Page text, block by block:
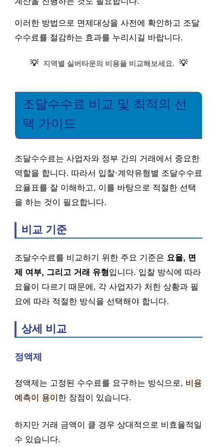
이러한 방법으로 면제대상을 사전에 확인하고 조달
수수료를 절감하는 효과를 누리시길 바랍니다.
💡 지역별 실버타운의 비용을 비교해보세요. 💡
조달수수료 비교 및 최적의 선
택 가이드
조달수수료는 사업자와 정부 간의 거래에서 중요한
역할을 합니다. 따라서 입찰·계약유형별 조달수수료
요율표를 잘 이해하고, 이를 바탕으로 적절한 선택
을 하는 것이 필요합니다.
비교 기준
조달수수료를 비교하기 위한 주요 기준은 요율, 면
제 여부, 그리고 거래 유형입니다. 입찰 방식에 따라
요율이 다르기 때문에, 각 사업자가 처한 상황과 필
요에 따라 적절한 방식을 선택해야 합니다.
상세 비교
정액제
정액제는 고정된 수수료를 요구하는 방식으로, 비용
예측이 용이 한 장점이 있습니다.
하지만 거래 금액이 클 경우 상대적으로 비효율적일
수 있습니다.